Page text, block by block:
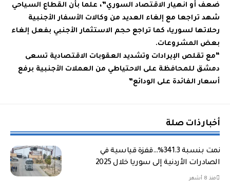
ضعف أو انهيار الاقتصاد السوري”، علما بأن القطاع السياحي
شهد تراجعا مع إلغاء العديد من وكالات الأسفار الأجنبية
رحلاتها لسوريا، كما تراجع حجم الاستثمار الأجنبي بفعل إلغاء
بعض المشروعات.
“مع تقلص الإيرادات وتشديد العقوبات الاقتصادية تسعى
دمشق للمحافظة على الاحتياطي من العملات الأجنبية برفع
أسعار الفائدة على الودائع”
أخبار ذات صلة
نمت بنسبة 341.3%…قفزة قياسية في
الصادرات الأردنية إلى سوريا خلال 2025
منذ 8 أشهر